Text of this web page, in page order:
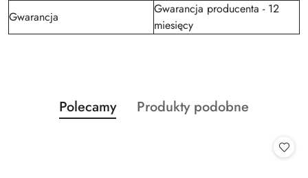
Gwarancja
Gwarancja producenta - 12
miesięcy
Pomiń karuzelę produktów
Produkty
o
Polecamy
Produkty
Produkty podobne